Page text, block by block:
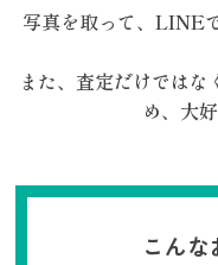
写真を取って、LINE
また、査定だけでは
め、大
こんな